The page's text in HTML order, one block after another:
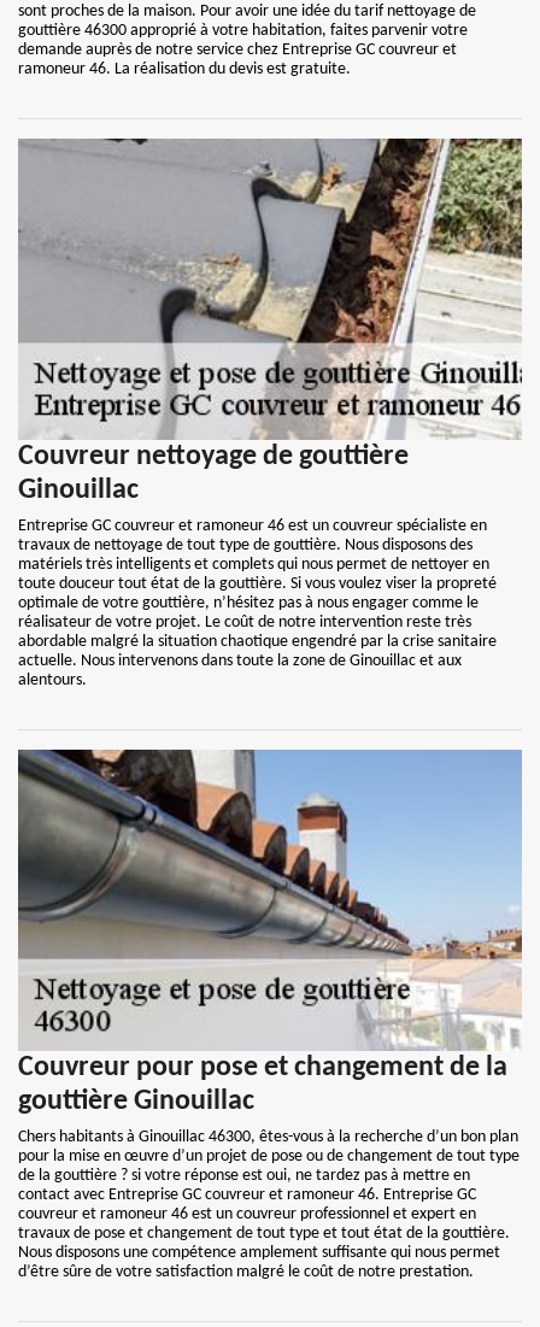
sont proches de la maison. Pour avoir une idée du tarif nettoyage de
gouttière 46300 approprié à votre habitation, faites parvenir votre
demande auprès de notre service chez Entreprise GC couvreur et
ramoneur 46. La réalisation du devis est gratuite.
Couvreur nettoyage de gouttière
Ginouillac
Entreprise GC couvreur et ramoneur 46 est un couvreur spécialiste en
travaux de nettoyage de tout type de gouttière. Nous disposons des
matériels très intelligents et complets qui nous permet de nettoyer en
toute douceur tout état de la gouttière. Si vous voulez viser la propreté
optimale de votre gouttière, n’hésitez pas à nous engager comme le
réalisateur de votre projet. Le coût de notre intervention reste très
abordable malgré la situation chaotique engendré par la crise sanitaire
actuelle. Nous intervenons dans toute la zone de Ginouillac et aux
alentours.
Couvreur pour pose et changement de la
gouttière Ginouillac
Chers habitants à Ginouillac 46300, êtes-vous à la recherche d’un bon plan
pour la mise en œuvre d’un projet de pose ou de changement de tout type
de la gouttière ? si votre réponse est oui, ne tardez pas à mettre en
contact avec Entreprise GC couvreur et ramoneur 46. Entreprise GC
couvreur et ramoneur 46 est un couvreur professionnel et expert en
travaux de pose et changement de tout type et tout état de la gouttière.
Nous disposons une compétence amplement suffisante qui nous permet
d’être sûre de votre satisfaction malgré le coût de notre prestation.